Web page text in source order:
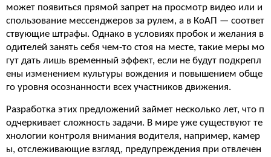
может появиться прямой запрет на просмотр видео или и
спользование мессенджеров за рулем, а в КоАП — соответ
ствующие штрафы. Однако в условиях пробок и желания в
одителей занять себя чем-то стоя на месте, такие меры мо
гут дать лишь временный эффект, если не будут подкрепл
ены изменением культуры вождения и повышением обще
го уровня осознанности всех участников движения.
Разработка этих предложений займет несколько лет, что п
одчеркивает сложность задачи. В мире уже существуют те
хнологии контроля внимания водителя, например, камер
ы, отслеживающие взгляд, предупреждения при отвлечен